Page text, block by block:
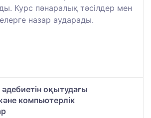
Курс пәнаралық тәсілдер мен
назар аударады.
әдебиетін оқытудағы
компьютерлік